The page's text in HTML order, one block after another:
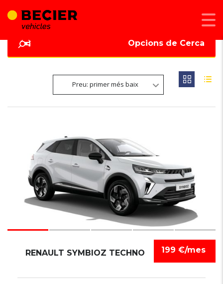
Opcions de Cerca
Preu: primer més baix
199 €/mes
RENAULT SYMBIOZ TECHNO